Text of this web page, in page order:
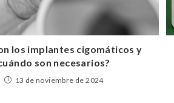
los implantes cigomáticos y
son necesarios?
13 de noviembre de 2024